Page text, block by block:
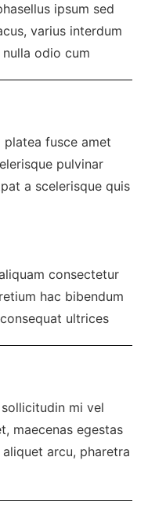
ipsum sed
varius interdum
odio cum
platea fusce amet
pulvinar
a scelerisque quis
consectetur
hac bibendum
ultrices
mi vel
maecenas egestas
arcu, pharetra